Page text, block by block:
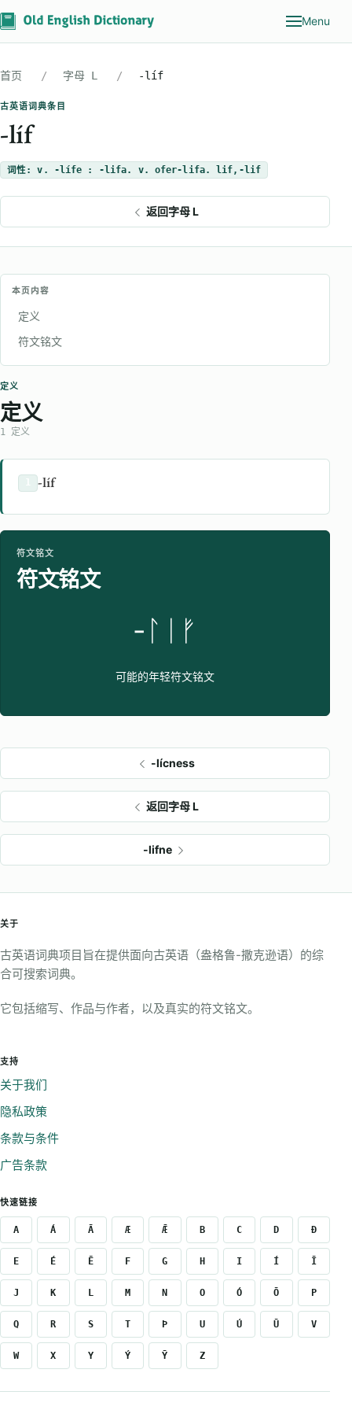
Menu
首页 字母 L -líf
古英语词典条目
-líf
词性: v. -lífe : -lifa. v. ofer-lifa. lif,-lif
返回字母 L
本页内容
定义
符文铭文
定义
定义
1 定义
-líf
符文铭文
符文铭文
-ᛚᛁᚠ
可能的年轻符文铭文
-lícness
返回字母 L
-lifne
关于
古英语词典项目旨在提供面向古英语（盎格鲁-撒克逊语）的综
合可搜索词典。
它包括缩写、作品与作者，以及真实的符文铭文。
支持
关于我们
隐私政策
条款与条件
广告条款
快速链接
A Á Ā Æ Ǣ B C D Ð
E É Ē F G H I Í Ī
J K L M N O Ó Ō P
Q R S T Þ U Ú Ū V
W X Y Ý Ȳ Z